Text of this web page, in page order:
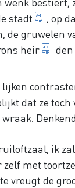
stadt , op
de gruwelen
heir
dat ze toch
ik
met
vreugt de